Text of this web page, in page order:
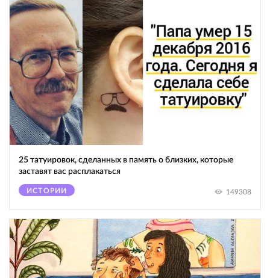
25 татуировок, сделанных в память о близких, которые
заставят вас расплакаться
ИСТОРИИ 149308